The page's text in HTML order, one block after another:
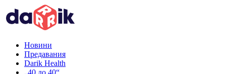
Новини
Предавания
Darik Health
„40 до 40“